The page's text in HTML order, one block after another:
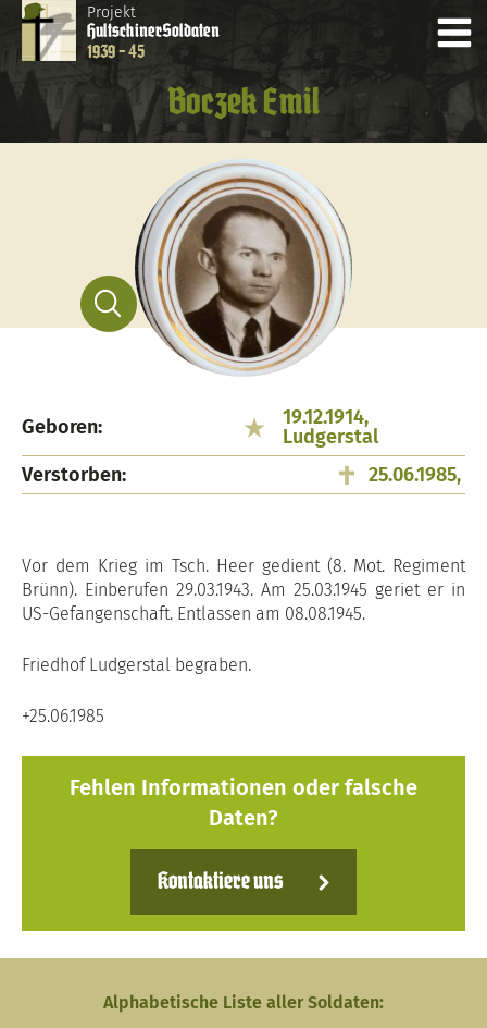
Projekt
HultschinerSoldaten
1939 - 45
Boczek Emil
Geboren:
19.12.1914,
Ludgerstal
Verstorben:
25.06.1985,
Vor dem Krieg im Tsch. Heer gedient (8. Mot. Regiment
Brünn). Einberufen 29.03.1943. Am 25.03.1945 geriet er in
US-Gefangenschaft. Entlassen am 08.08.1945.
Friedhof Ludgerstal begraben.
+25.06.1985
Fehlen Informationen oder falsche
Daten?
Kontaktiere uns
Alphabetische Liste aller Soldaten: